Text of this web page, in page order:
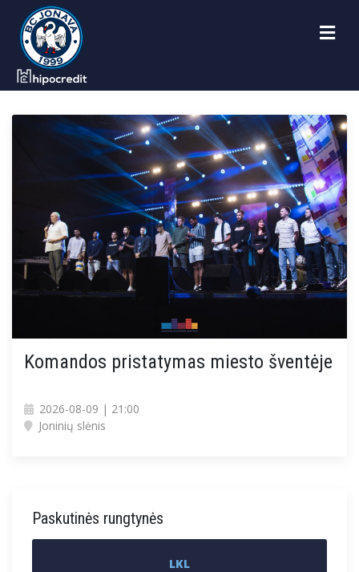
Komandos pristatymas miesto šventėje
2026-08-09 | 21:00
Joninių slėnis
Paskutinės rungtynės
LKL